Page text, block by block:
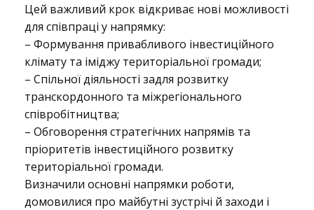
м
і
с
т
Цей важливий крок відкриває нові можливості
для співпраці у напрямку:
– Формування привабливого інвестиційного
клімату та іміджу територіальної громади;
– Спільної діяльності задля розвитку
транскордонного та міжрегіонального
співробітництва;
– Обговорення стратегічних напрямів та
пріоритетів інвестиційного розвитку
територіальної громади.
Визначили основні напрямки роботи,
домовилися про майбутні зустрічі й заходи і